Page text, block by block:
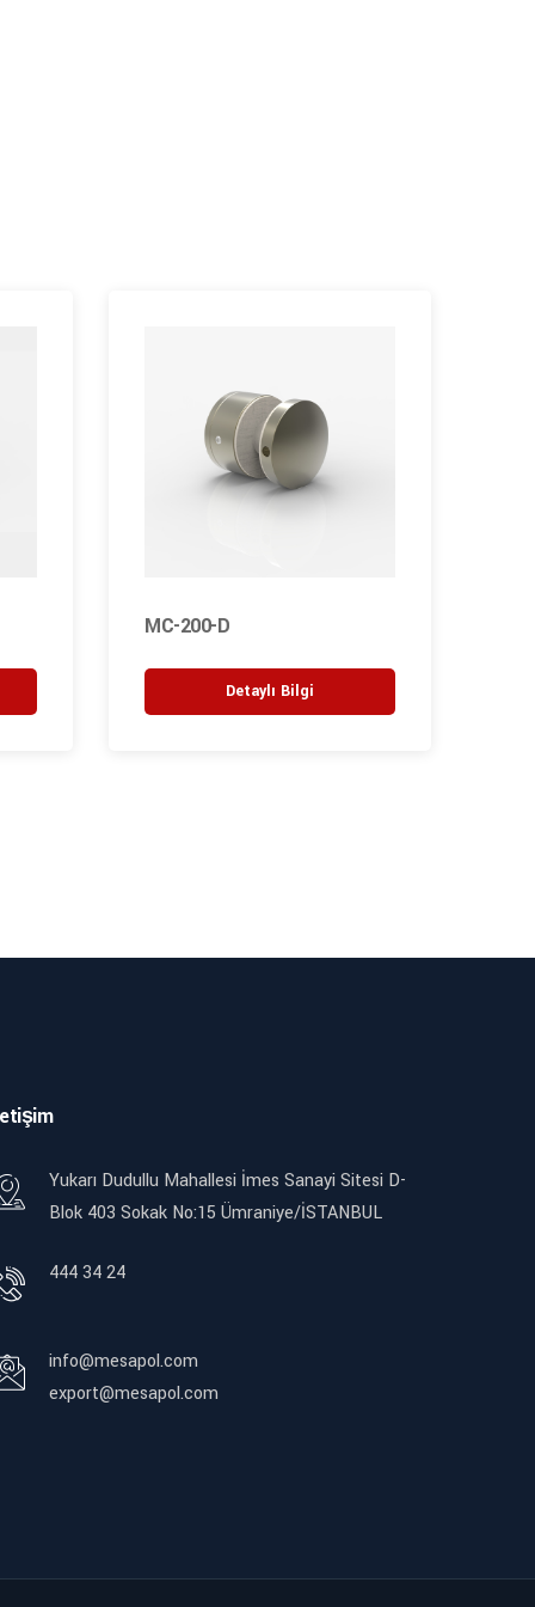
MC-200-D
Detaylı Bilgi
Yukarı Dudullu Mahallesi İmes Sanayi Sitesi D-
Blok 403 Sokak No:15 Ümraniye/İSTANBUL
444 34 24
info@mesapol.com
export@mesapol.com